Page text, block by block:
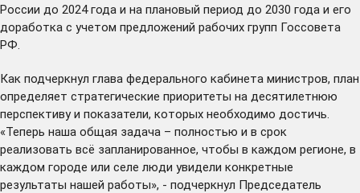
России до 2024 года и на плановый период до 2030 года и его
доработка с учетом предложений рабочих групп Госсовета
РФ.
Как подчеркнул глава федерального кабинета министров, план
определяет стратегические приоритеты на десятилетнюю
перспективу и показатели, которых необходимо достичь.
«Теперь наша общая задача – полностью и в срок
реализовать всё запланированное, чтобы в каждом регионе, в
каждом городе или селе люди увидели конкретные
результаты нашей работы», - подчеркнул Председатель